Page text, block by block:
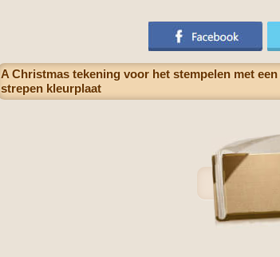
A Christmas tekening voor het stempelen met
strepen kleurplaat